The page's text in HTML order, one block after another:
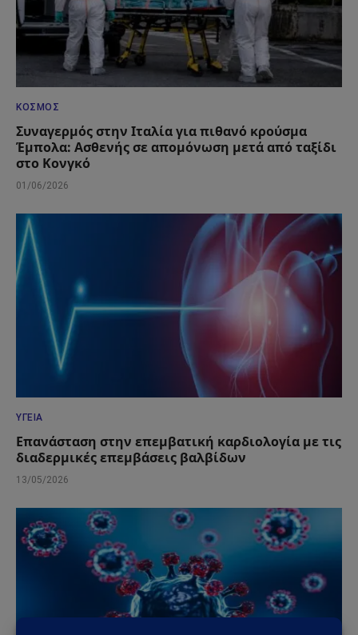
ΚΌΣΜΟΣ
Συναγερμός στην Ιταλία για πιθανό κρούσμα
Έμπολα: Ασθενής σε απομόνωση μετά από ταξίδι
στο Κονγκό
01/06/2026
ΥΓΕΊΑ
Επανάσταση στην επεμβατική καρδιολογία με τις
διαδερμικές επεμβάσεις βαλβίδων
13/05/2026